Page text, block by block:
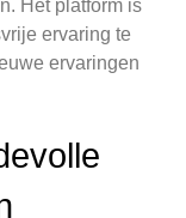
Het platform is
ervaring te
ervaringen